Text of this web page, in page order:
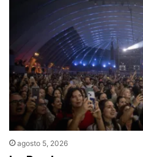
agosto 5, 2026